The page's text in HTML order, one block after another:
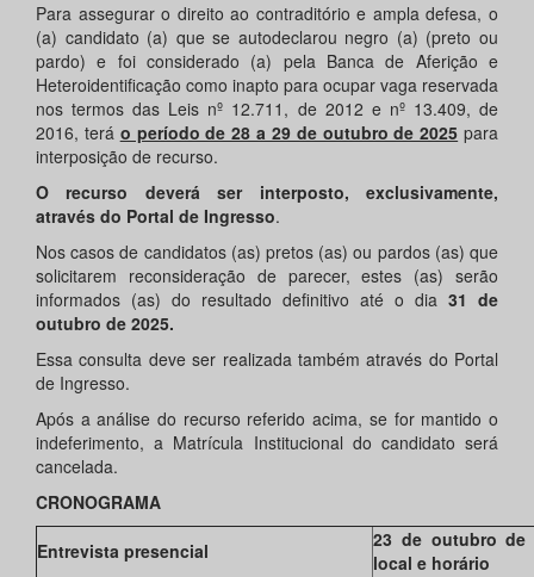
Para assegurar o direito ao contraditório e ampla defesa, o
(a) candidato (a) que se autodeclarou negro (a) (preto ou
pardo) e foi considerado (a) pela Banca de Aferição e
Heteroidentificação como inapto para ocupar vaga reservada
nos termos das Leis nº 12.711, de 2012 e nº 13.409, de
2016, terá o período de 28 a 29 de outubro de 2025 para
interposição de recurso.
O recurso deverá ser interposto, exclusivamente,
através do Portal de Ingresso.
Nos casos de candidatos (as) pretos (as) ou pardos (as) que
solicitarem reconsideração de parecer, estes (as) serão
informados (as) do resultado definitivo até o dia 31 de
outubro de 2025.
Essa consulta deve ser realizada também através do Portal
de Ingresso.
Após a análise do recurso referido acima, se for mantido o
indeferimento, a Matrícula Institucional do candidato será
cancelada.
CRONOGRAMA
Entrevista presencial
23 de outubro de
local e horário